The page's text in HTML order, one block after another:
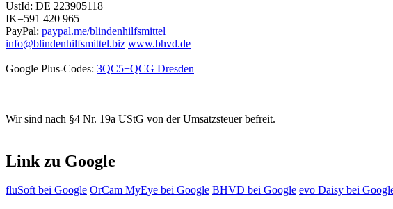
UstId: DE 223905118
IK=591 420 965
PayPal: paypal.me/blindenhilfsmittel
info@blindenhilfsmittel.biz www.bhvd.de
Google Plus-Codes: 3QC5+QCG Dresden
Wir sind nach §4 Nr. 19a UStG von der Umsatzsteuer befreit.
Link zu Google
fluSoft bei Google OrCam MyEye bei Google BHVD bei Google evo Daisy bei